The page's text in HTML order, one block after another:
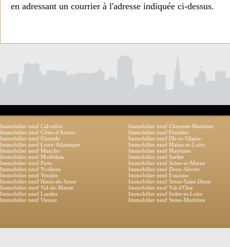
en adressant un courrier à l'adresse indiquée ci-dessus.
Immobilier neuf Calvados
Immobilier neuf Charente-Maritime
Immobilier neuf Côtes-d'Armor
Immobilier neuf Finistère
Immobilier neuf Gironde
Immobilier neuf Ille-et-Vilaine
Immobilier neuf Loire-Atlantique
Immobilier neuf Maine-et-Loire
Immobilier neuf Manche
Immobilier neuf Mayenne
Immobilier neuf Morbihan
Immobilier neuf Sarthe
Immobilier neuf Paris
Immobilier neuf Seine-et-Marne
Immobilier neuf Yvelines
Immobilier neuf Deux-Sèvres
Immobilier neuf Vendée
Immobilier neuf Essonne
Immobilier neuf Hauts-de-Seine
Immobilier neuf Seine-Saint-Denis
Immobilier neuf Val-de-Marne
Immobilier neuf Val-d'Oise
Immobilier neuf Landes
Immobilier neuf Indre-et-Loire
Immobilier neuf Vienne
Immobilier neuf Seine-Maritime